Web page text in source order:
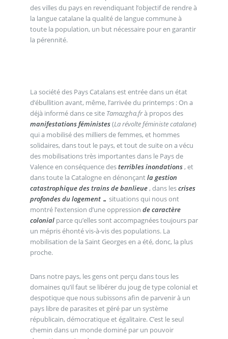
des villes du pays en revendiquant l’objectif de rendre à
la langue catalane la qualité de langue commune à
toute la population, un but nécessaire pour en garantir
la pérennité.
La société des Pays Catalans est entrée dans un état
d’ébullition avant, même, l’arrivée du printemps : On a
déjà informé dans ce site Tamazgha.frà propos des
manifestations féministes(La révolte féministe catalane)
qui a mobilisé des milliers de femmes, et hommes
solidaires, dans tout le pays, et tout de suite on a vécu
des mobilisations très importantes dans le Pays de
Valence en conséquence desterribles inondations, et
dans toute la Catalogne en dénonçantla gestion
catastrophique des trains de banlieue, dans lescrises
profondes du logement … situations qui nous ont
montré l’extension d’une oppression de caractère
colonial parce qu’elles sont accompagnées toujours par
un mépris éhonté vis-à-vis des populations. La
mobilisation de la Saint Georges en a été, donc, la plus
proche.
Dans notre pays, les gens ont perçu dans tous les
domaines qu’il faut se libérer du joug de type colonial et
despotique que nous subissons afin de parvenir à un
pays libre de parasites et géré par un système
républicain, démocratique et égalitaire. C’est le seul
chemin dans un monde dominé par un pouvoir